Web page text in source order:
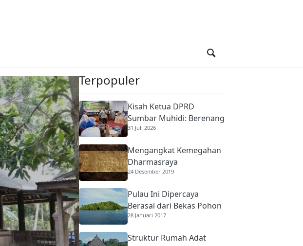
Terpopuler
Kisah Ketua DPRD
Sumbar Muhidi: Berenang
di Sungai Berbuaya Demi
Orang Tua
31 Juli 2026
Mengangkat Kemegahan
Dharmasraya
24 Desember 2019
Pulau Ini Dipercaya
Berasal dari Bekas Pohon
Raksasa
28 Januari 2017
Struktur Rumah Adat